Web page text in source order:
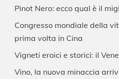
Pinot Nero: ecco qual è il
Congresso mondiale della
prima volta in Cina
Vigneti eroici e storici: il
Vino, la nuova minaccia